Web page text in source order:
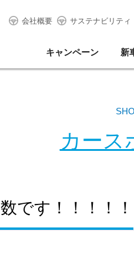
会社概要 サステナビリティ
キャンペーン 新
カース
です！！！！！